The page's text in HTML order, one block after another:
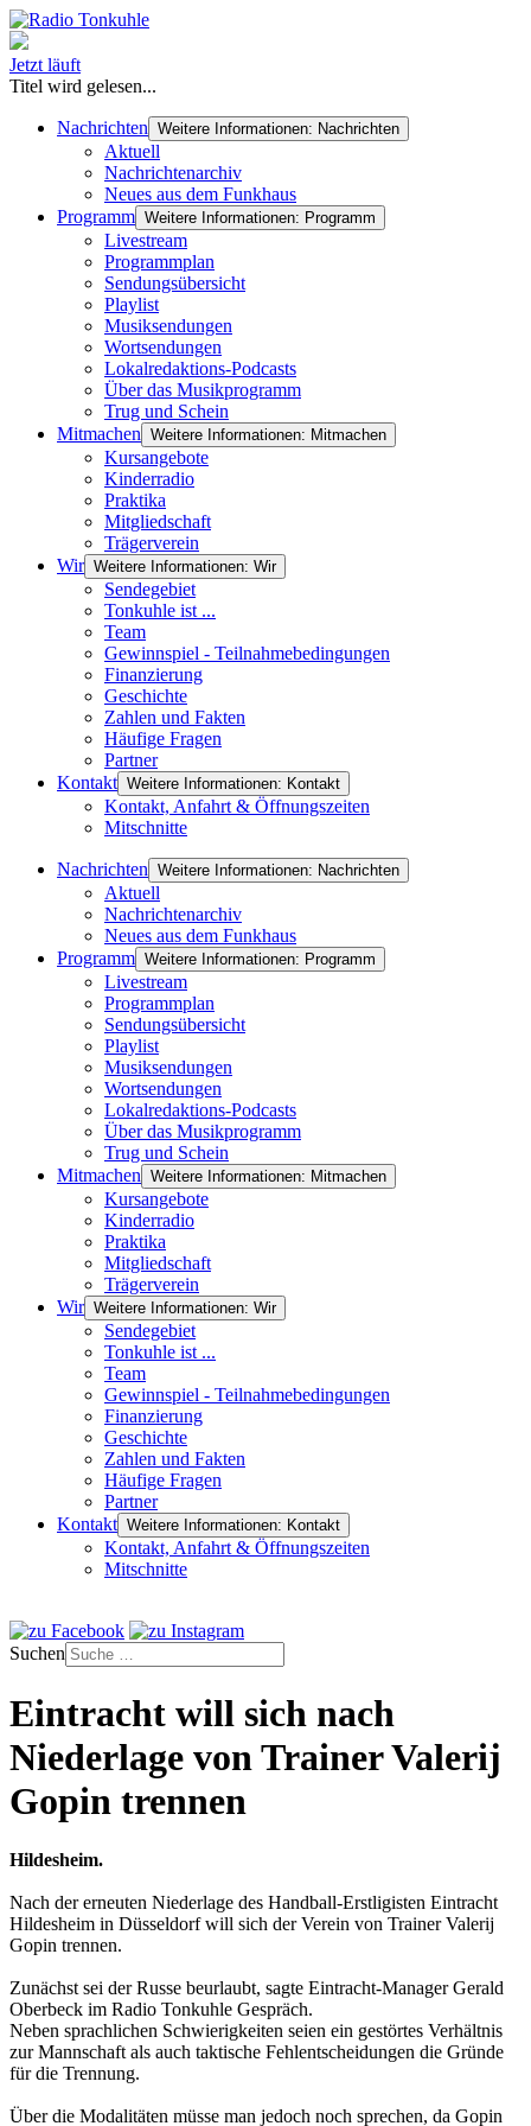
Jetzt läuft
Titel wird gelesen...
Nachrichten Weitere Informationen: Nachrichten
Aktuell
Nachrichtenarchiv
Neues aus dem Funkhaus
Programm Weitere Informationen: Programm
Livestream
Programmplan
Sendungsübersicht
Playlist
Musiksendungen
Wortsendungen
Lokalredaktions-Podcasts
Über das Musikprogramm
Trug und Schein
Mitmachen Weitere Informationen: Mitmachen
Kursangebote
Kinderradio
Praktika
Mitgliedschaft
Trägerverein
Wir Weitere Informationen: Wir
Sendegebiet
Tonkuhle ist ...
Team
Gewinnspiel - Teilnahmebedingungen
Finanzierung
Geschichte
Zahlen und Fakten
Häufige Fragen
Partner
Kontakt Weitere Informationen: Kontakt
Kontakt, Anfahrt & Öffnungszeiten
Mitschnitte
Nachrichten Weitere Informationen: Nachrichten
Aktuell
Nachrichtenarchiv
Neues aus dem Funkhaus
Programm Weitere Informationen: Programm
Livestream
Programmplan
Sendungsübersicht
Playlist
Musiksendungen
Wortsendungen
Lokalredaktions-Podcasts
Über das Musikprogramm
Trug und Schein
Mitmachen Weitere Informationen: Mitmachen
Kursangebote
Kinderradio
Praktika
Mitgliedschaft
Trägerverein
Wir Weitere Informationen: Wir
Sendegebiet
Tonkuhle ist ...
Team
Gewinnspiel - Teilnahmebedingungen
Finanzierung
Geschichte
Zahlen und Fakten
Häufige Fragen
Partner
Kontakt Weitere Informationen: Kontakt
Kontakt, Anfahrt & Öffnungszeiten
Mitschnitte
Suchen
Eintracht will sich nach
Niederlage von Trainer Valerij
Gopin trennen
Hildesheim.
Nach der erneuten Niederlage des Handball-Erstligisten Eintracht
Hildesheim in Düsseldorf will sich der Verein von Trainer Valerij
Gopin trennen.
Zunächst sei der Russe beurlaubt, sagte Eintracht-Manager Gerald
Oberbeck im Radio Tonkuhle Gespräch.
Neben sprachlichen Schwierigkeiten seien ein gestörtes Verhältnis
zur Mannschaft als auch taktische Fehlentscheidungen die Gründe
für die Trennung.
Über die Modalitäten müsse man jedoch noch sprechen, da Gopin